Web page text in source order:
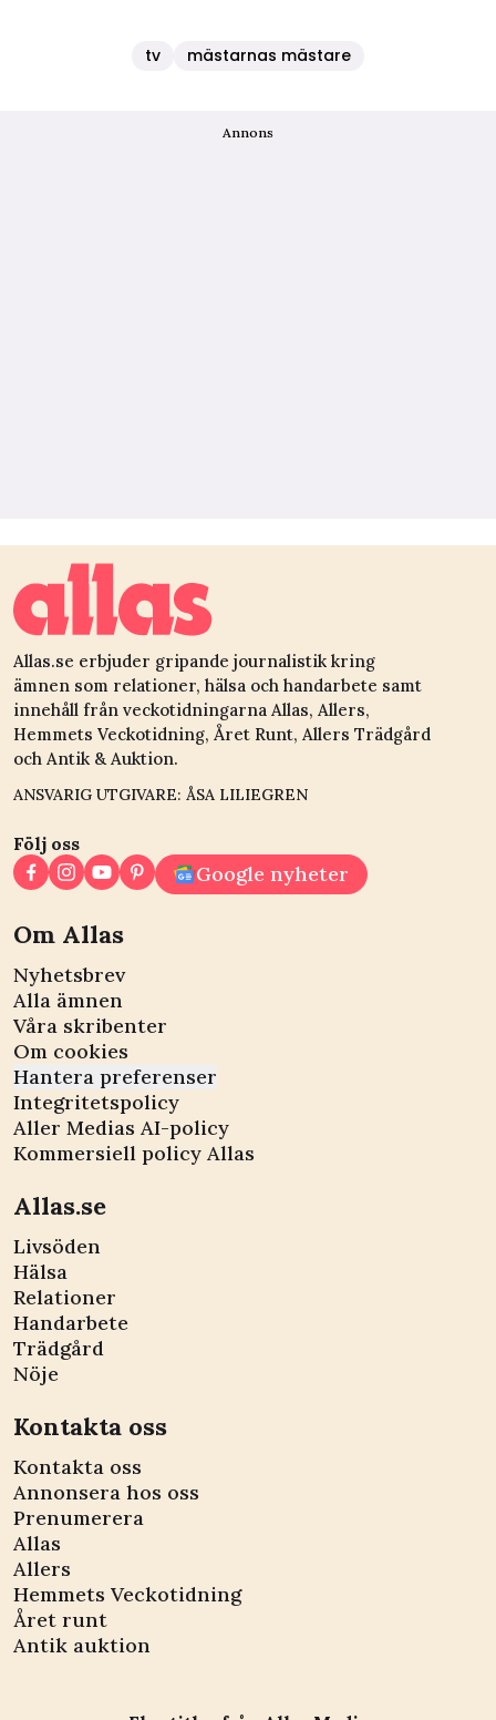
tv mästarnas mästare
Annons
Allas.se erbjuder gripande journalistik kring
ämnen som relationer, hälsa och handarbete samt
innehåll från veckotidningarna Allas, Allers,
Hemmets Veckotidning, Året Runt, Allers Trädgård
och Antik & Auktion.
ANSVARIG UTGIVARE: ÅSA LILIEGREN
Följ oss
Google nyheter
Om Allas
Nyhetsbrev
Alla ämnen
Våra skribenter
Om cookies
Hantera preferenser
Integritetspolicy
Aller Medias AI-policy
Kommersiell policy Allas
Allas.se
Livsöden
Hälsa
Relationer
Handarbete
Trädgård
Nöje
Kontakta oss
Kontakta oss
Annonsera hos oss
Prenumerera
Allas
Allers
Hemmets Veckotidning
Året runt
Antik auktion